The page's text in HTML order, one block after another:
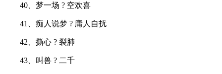
40、梦一场 ? 空欢喜
41、痴人说梦 ? 庸人自扰
42、撕心 ? 裂肺
43、叫兽 ? 二千